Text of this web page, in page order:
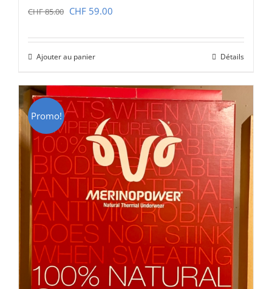
CHF85.00 Le
était :
CHF 85.00.
CHF 59.00
CHF 59.00.
Ajouter au panier Détails
Promo!